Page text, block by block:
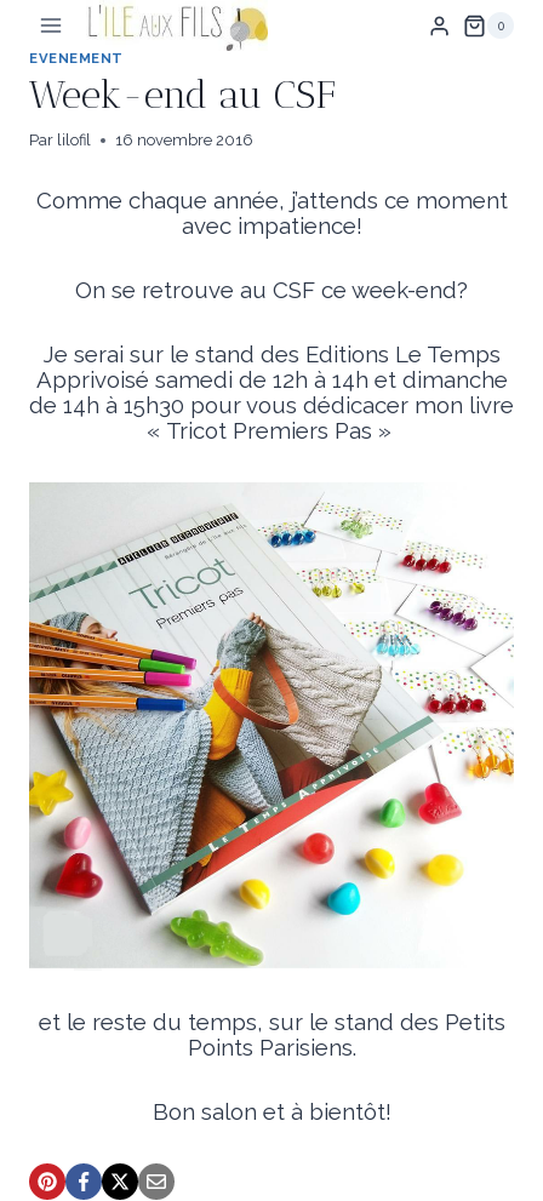
contenu
0
EVENEMENT
Week-end au CSF
Par lilofil 16 novembre 2016
Comme chaque année, j’attends ce moment
avec impatience!
On se retrouve au CSF ce week-end?
Je serai sur le stand des Editions Le Temps
Apprivoisé samedi de 12h à 14h et dimanche
de 14h à 15h30 pour vous dédicacer mon livre
« Tricot Premiers Pas »
et le reste du temps, sur le stand des Petits
Points Parisiens.
Bon salon et à bientôt!